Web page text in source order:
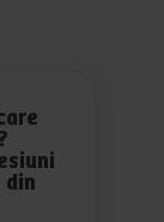
din